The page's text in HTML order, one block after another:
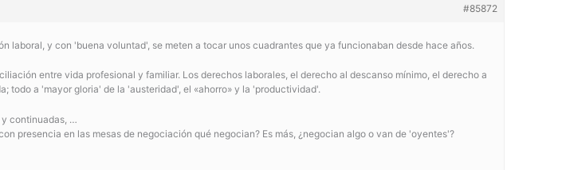
#85872
laboral, y con 'buena voluntad', se meten a tocar unos cuadrantes que ya funcionaban desde hace años.
entre vida profesional y familiar. Los derechos laborales, el derecho al descanso mínimo, el derecho a
todo a 'mayor gloria' de la 'austeridad', el «ahorro» y la 'productividad'.
y continuadas, …
presencia en las mesas de negociación qué negocian? Es más, ¿negocian algo o van de 'oyentes'?